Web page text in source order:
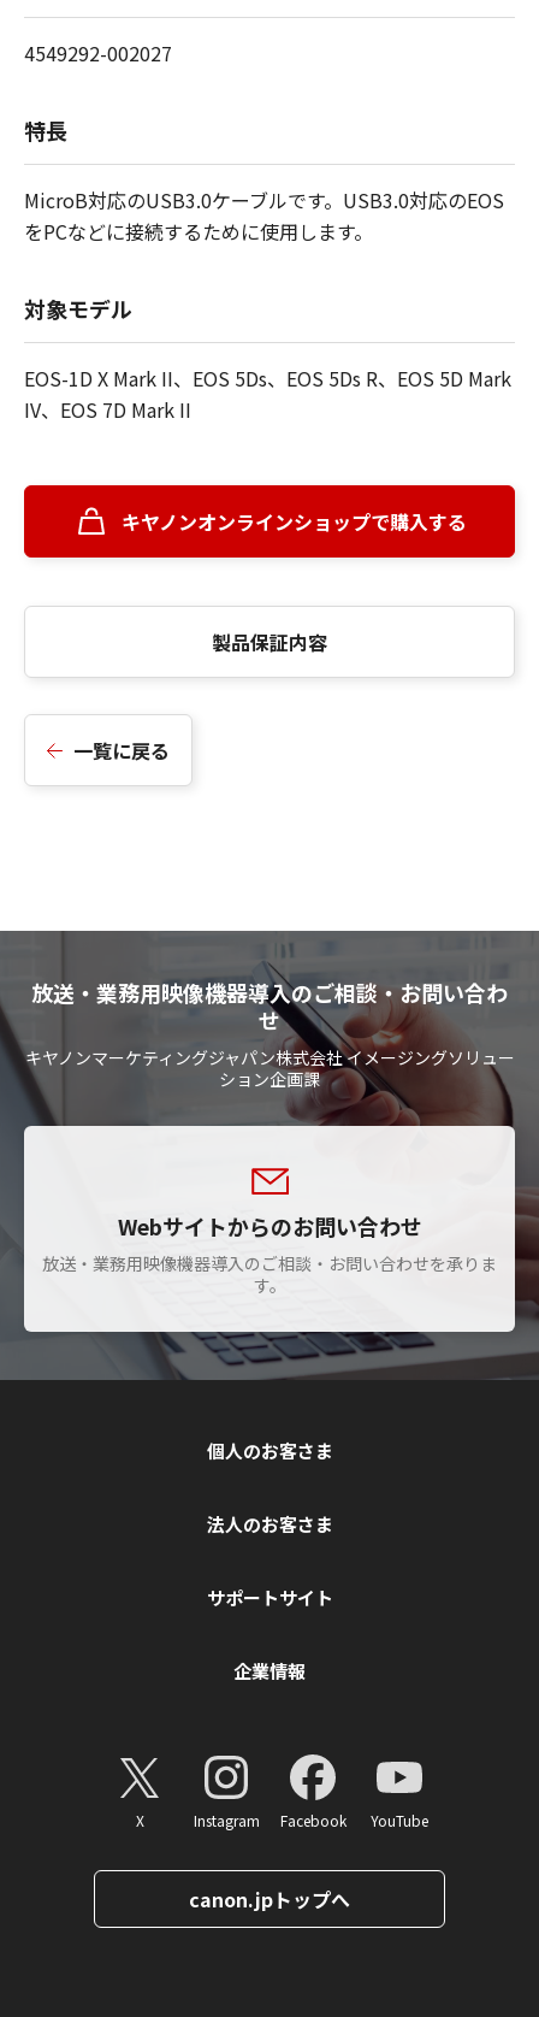
4549292-002027
特長
MicroB対応のUSB3.0ケーブルです。USB3.0対応のEOS
をPCなどに接続するために使用します。
対象モデル
EOS-1D X Mark II、EOS 5Ds、EOS 5Ds R、EOS 5D Mark
IV、EOS 7D Mark II
キヤノンオンラインショップで購入する
製品保証内容
一覧に戻る
放送・業務用映像機器導入のご相談・お問い合わ
せ
キヤノンマーケティングジャパン株式会社 イメージングソリュー
ション企画課
Webサイトからのお問い合わせ
放送・業務用映像機器導入のご相談・お問い合わせを承りま
す。
個人のお客さま
法人のお客さま
サポートサイト
企業情報
X Instagram Facebook YouTube
canon.jpトップへ